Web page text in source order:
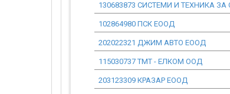
130683873 СИСТЕМИ И ТЕХНИКА
102864980 ПСК ЕООД
202022321 ДЖИМ АВТО ЕООД
115030737 ТМТ - ЕЛКОМ ООД
203123309 КРАЗАР ЕООД